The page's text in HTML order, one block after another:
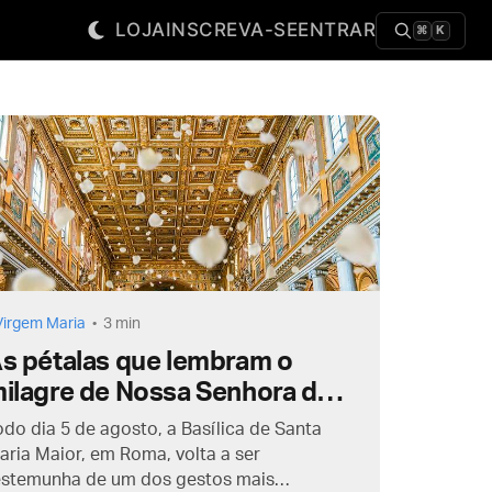
LOJAINSCREVA-SEENTRAR ⌘ K
Maria 3 min
pétalas que lembram o
de Nossa Senhora das
dia 5 de agosto, a Basílica de Santa
Maior, em Roma, volta a ser
de um dos gestos mais